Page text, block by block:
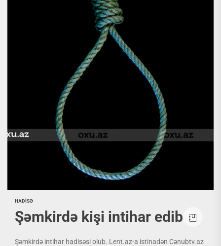
HADİSƏ
Şəmkirdə kişi intihar edib
Şəmkirdə intihar hadisəsi olub. Lent.az-a istinadən Cənubtv.az